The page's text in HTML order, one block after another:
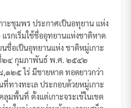
ะชุมพร ประกาศเป็นอทุยาน แห่ง
รกเริ่มใช้ชื่ออุทยานแห่งชาติหาด
นชื่อเป็นอุทยานแห่ง ชาติหมู่เกาะ
กุมภาพันธ์ พ.ศ. ๒๕๔๒
๒๕ ไร่ มีชายหาด ทอดยาวกว่า
ที่ทางทะเล ประกอบด้วยหมู่เกาะ
มพื้นที่ ตั้งแต่เกาะจระเข้ในเขต